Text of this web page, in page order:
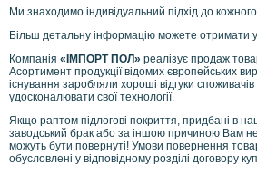
Ми знаходимо індивідуальний підхід до кожного
Більш детальну інформацію можете отримати
Компанія «ІМПОРТ ПОЛ» реалізує продаж
Асортимент продукції відомих європейських
існування заробляли хороші відгуки
удосконалювати свої технології.
Якщо раптом підлогові покриття, придбані в
заводський брак або за іншою причиною Вам
можуть бути повернуті! Умови повернення
обусловлені у відповідному розділі договору